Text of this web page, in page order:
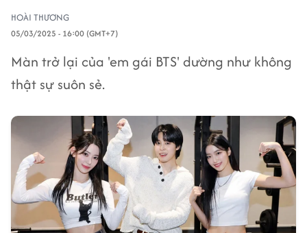
HOÀI THƯƠNG
05/03/2025 - 16:00 (GMT+7)
Màn trở lại của 'em gái BTS' dường như không
thật sự suôn sẻ.